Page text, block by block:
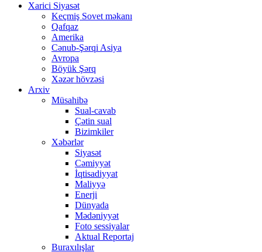
Xarici Siyasət
Keçmiş Sovet məkanı
Qafqaz
Amerika
Cənub-Şərqi Asiya
Avropa
Böyük Şərq
Xəzər hövzəsi
Arxiv
Müsahibə
Sual-cavab
Çətin sual
Bizimkiler
Xəbərlər
Siyasət
Cəmiyyət
İqtisadiyyat
Maliyyə
Enerji
Dünyada
Mədəniyyət
Foto sessiyalar
Aktual Reportaj
Buraxılışlar